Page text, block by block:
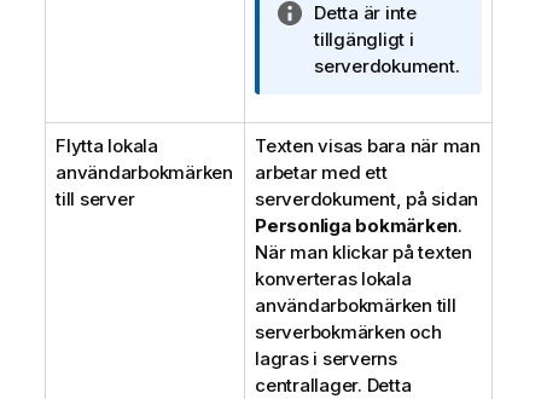
g
o
m
n
f
o
r
m
a
t
i
o
n
A
n
t
c
k
n
i
n
g
o
m
i
n
f
Detta är inte
tillgängligt i
serverdokument.
Flytta lokala
användarbokmärken
till server
Texten visas bara när man
arbetar med ett
serverdokument, på sidan
Personliga bokmärken.
När man klickar på texten
konverteras lokala
användarbokmärken till
serverbokmärken och
lagras i serverns
centrallager. Detta